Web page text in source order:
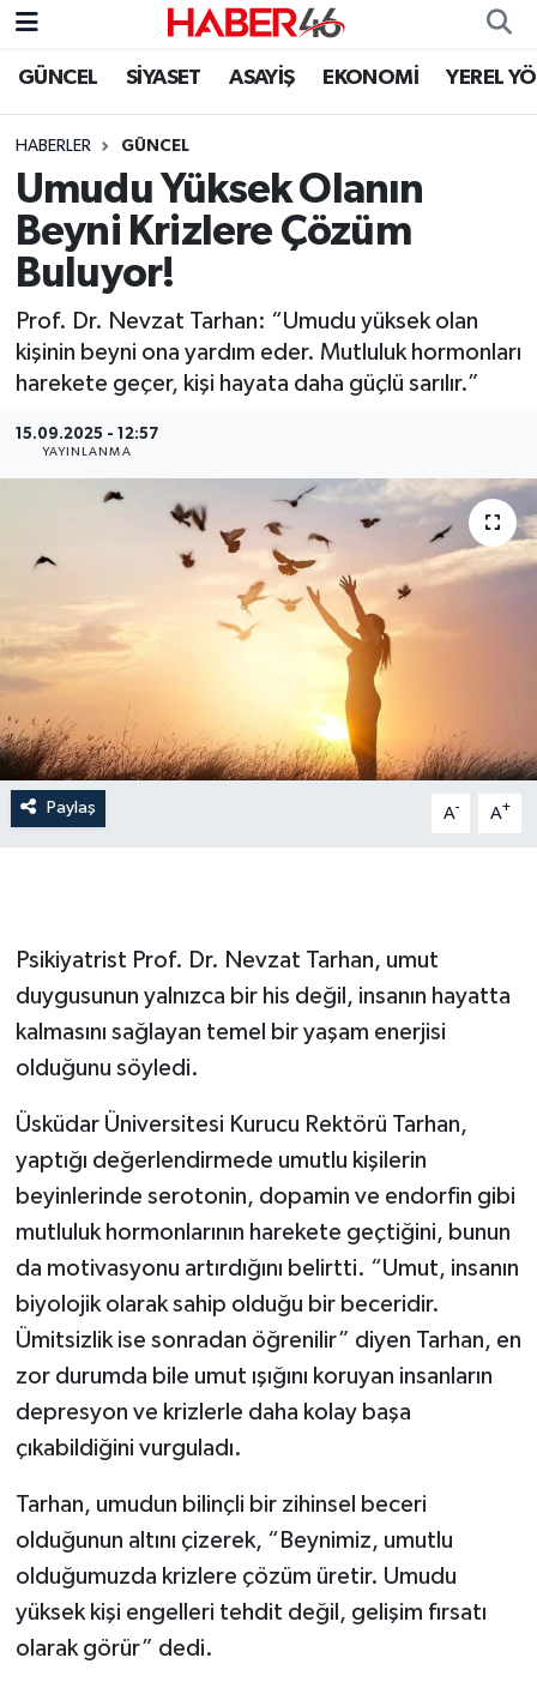
GÜNCEL SİYASET ASAYİŞ EKONOMİ YEREL
HABERLER GÜNCEL
Umudu Yüksek Olanın
Beyni Krizlere Çözüm
Buluyor!
Prof. Dr. Nevzat Tarhan: “Umudu yüksek olan
kişinin beyni ona yardım eder. Mutluluk hormonları
harekete geçer, kişi hayata daha güçlü sarılır.”
15.09.2025 - 12:57
YAYINLANMA
Paylaş A- A+
Psikiyatrist Prof. Dr. Nevzat Tarhan, umut
duygusunun yalnızca bir his değil, insanın hayatta
kalmasını sağlayan temel bir yaşam enerjisi
olduğunu söyledi.
Üsküdar Üniversitesi Kurucu Rektörü Tarhan,
yaptığı değerlendirmede umutlu kişilerin
beyinlerinde serotonin, dopamin ve endorfin gibi
mutluluk hormonlarının harekete geçtiğini, bunun
da motivasyonu artırdığını belirtti. “Umut, insanın
biyolojik olarak sahip olduğu bir beceridir.
Ümitsizlik ise sonradan öğrenilir” diyen Tarhan, en
zor durumda bile umut ışığını koruyan insanların
depresyon ve krizlerle daha kolay başa
çıkabildiğini vurguladı.
Tarhan, umudun bilinçli bir zihinsel beceri
olduğunun altını çizerek, “Beynimiz, umutlu
olduğumuzda krizlere çözüm üretir. Umudu
yüksek kişi engelleri tehdit değil, gelişim fırsatı
olarak görür” dedi.
GÜNCEL
SİYASET
EKONOMİ
SPOR
YAŞAM
TEKNOLOJİ
SAĞLIK
KÜLTÜR-SANAT
DÜNYA
ROPORTAJ
KADIN-AİLE
YEREL YÖNETİM
MEDYA
SEÇİM 2011
ÜÇÜNCÜ SAYFA
Yemek
SİVİL TOPLUM
SEÇİM 2014
KİM KİMDİR
ÇEK GÖNDER
KİTAP
Nöbetçi Eczaneler
Hava Durumu
Kahramanmaraş Namaz Vakitleri
Trafik Durumu
Süper Lig Puan Durumu ve Fikstür
Tüm Manşetler
Son Dakika Haberleri
Haber Arşivi